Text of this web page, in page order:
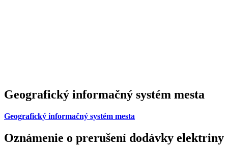
Geografický informačný systém mesta
Geografický informačný systém mesta
Oznámenie o prerušení dodávky elektriny